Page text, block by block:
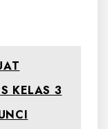
KELAS 3